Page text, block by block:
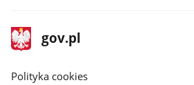
stopka
gov.pl
Strona
gov.pl
gov.pl
Polityka cookies